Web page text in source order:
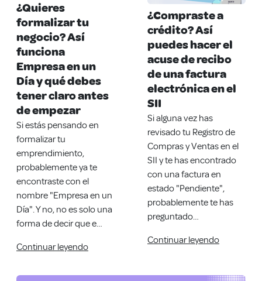
¿Quieres
formalizar tu
negocio? Así
funciona
Empresa en un
Día y qué debes
tener claro antes
de empezar
Si estás pensando en
formalizar tu
emprendimiento,
probablemente ya te
encontraste con el
nombre "Empresa en un
Día". Y no, no es solo una
forma de decir que e…
Continuar leyendo
¿Compraste a
crédito? Así
puedes hacer el
acuse de recibo
de una factura
electrónica en el
SII
Si alguna vez has
revisado tu Registro de
Compras y Ventas en el
SII y te has encontrado
con una factura en
estado "Pendiente",
probablemente te has
preguntado…
Continuar leyendo